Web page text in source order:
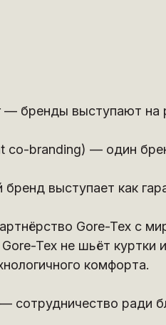
— бренды выступают на
co-branding) — один
выступает как
Gore-Tex с
Tex не шьёт
комфорта.
ради